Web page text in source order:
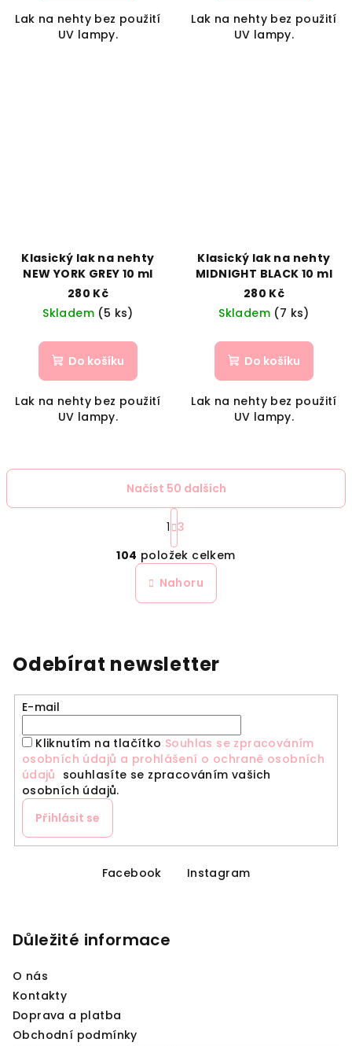
Lak na nehty bez použití
UV lampy.
Lak na nehty bez použití
UV lampy.
Klasický lak na nehty
NEW YORK GREY 10 ml
280 Kč
Skladem (5 ks)
Do košíku
Lak na nehty bez použití
UV lampy.
Klasický lak na nehty
MIDNIGHT BLACK 10 ml
280 Kč
Skladem (7 ks)
Do košíku
Lak na nehty bez použití
UV lampy.
O
v
l
á
c
í
k
y
v
s
Načíst 50 dalších
S
t
r
á
n
k
o
í
1 3
104 položek celkem
Nahoru
Odebírat newsletter
E-mail
Kliknutím na tlačítko Souhlas se zpracováním
osobních údajů a prohlášení o ochraně osobních
údajů souhlasíte se zpracováním vašich
osobních údajů.
Přihlásit se
Facebook Instagram
Důležité informace
O nás
Kontakty
Doprava a platba
Obchodní podmínky